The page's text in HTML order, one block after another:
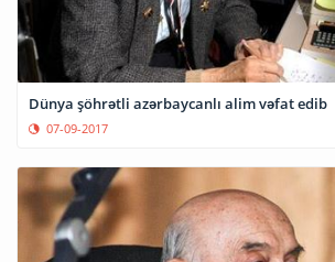
Dünya şöhrətli azərbaycanlı alim vəfat edib
07-09-2017